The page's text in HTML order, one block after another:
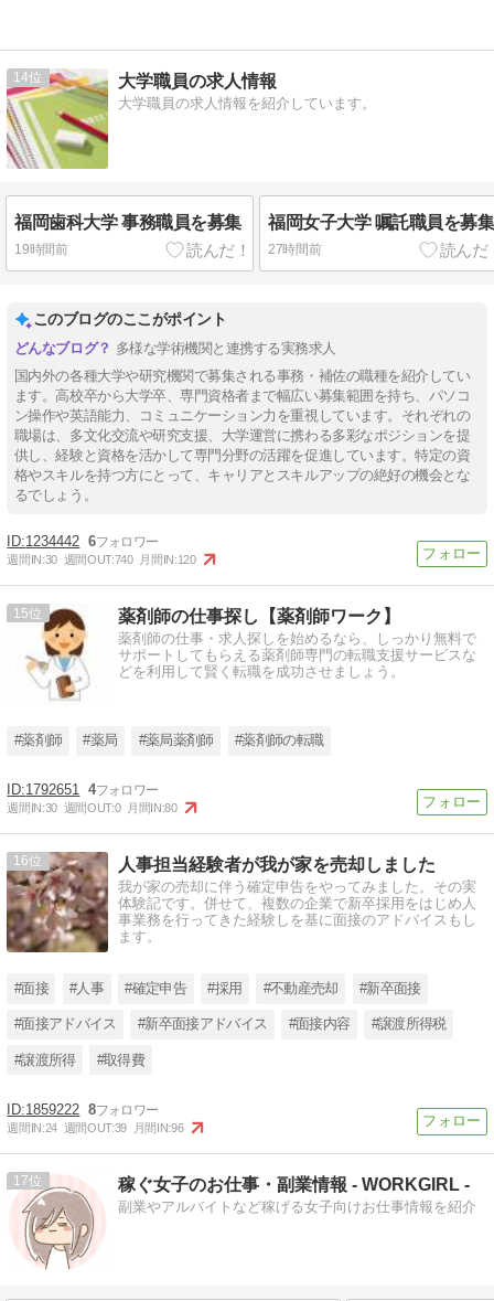
14 大学職員の求人情報
大学職員の求人情報を紹介しています。
福岡歯科大学 事務職員を募集
19時間前
福岡女子大学 嘱託職員を募集
27時間前
このブログのここがポイント
多様な学術機関と連携する実務求人
国内外の各種大学や研究機関で募集される事務・補佐の職種を紹介してい
ます。高校卒から大学卒、専門資格者まで幅広い募集範囲を持ち、パソコ
ン操作や英語能力、コミュニケーション力を重視しています。それぞれの
職場は、多文化交流や研究支援、大学運営に携わる多彩なポジションを提
供し、経験と資格を活かして専門分野の活躍を促進しています。特定の資
格やスキルを持つ方にとって、キャリアとスキルアップの絶好の機会とな
るでしょう。
1234442 6
週間IN:30 週間OUT:740 月間IN:120
15 薬剤師の仕事探し【薬剤師ワーク】
薬剤師の仕事・求人探しを始めるなら、しっかり無料で
サポートしてもらえる薬剤師専門の転職支援サービスな
どを利用して賢く転職を成功させましょう。
#薬剤師 #薬局 #薬局薬剤師 #薬剤師の転職
1792651 4
週間IN:30 週間OUT:0 月間IN:80
16 人事担当経験者が我が家を売却しました
我が家の売却に伴う確定申告をやってみました。その実
体験記です。併せて、複数の企業で新卒採用をはじめ人
事業務を行ってきた経験しを基に面接のアドバイスもし
ます。
#面接 #人事 #確定申告 #採用 #不動産売却 #新卒面接
#面接アドバイス #新卒面接アドバイス #面接内容 #譲渡所得税
#譲渡所得 #取得費
1859222 8
週間IN:24 週間OUT:39 月間IN:96
17 稼ぐ女子のお仕事・副業情報 - WORKGIRL -
副業やアルバイトなど稼げる女子向けお仕事情報を紹介